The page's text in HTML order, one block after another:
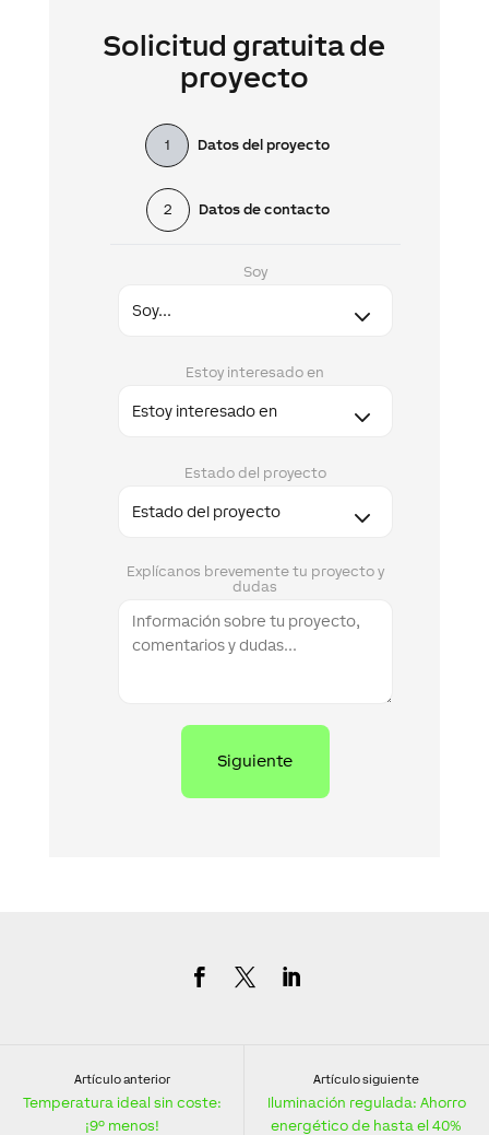
Solicitud gratuita de
proyecto
1 Datos del proyecto
2 Datos de contacto
Soy
Estoy interesado en
Estado del proyecto
Explícanos brevemente tu proyecto y
dudas
Artículo anterior
Temperatura ideal sin coste:
¡9º menos!
Artículo siguiente
Iluminación regulada: Ahorro
energético de hasta el 40%